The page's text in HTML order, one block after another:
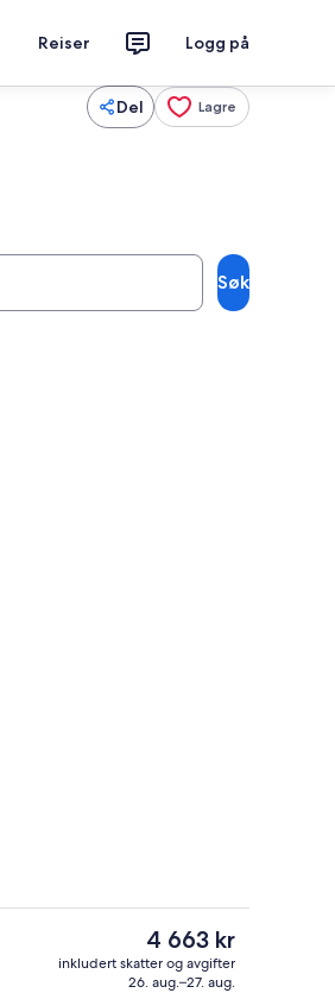
Reiser Logg på
Del Lagre
Søk
Den
nåværende
prisen
4 663 kr
inkludert skatter og avgifter
26. aug.–27. aug.